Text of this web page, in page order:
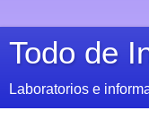
Todo de
Laboratorios e